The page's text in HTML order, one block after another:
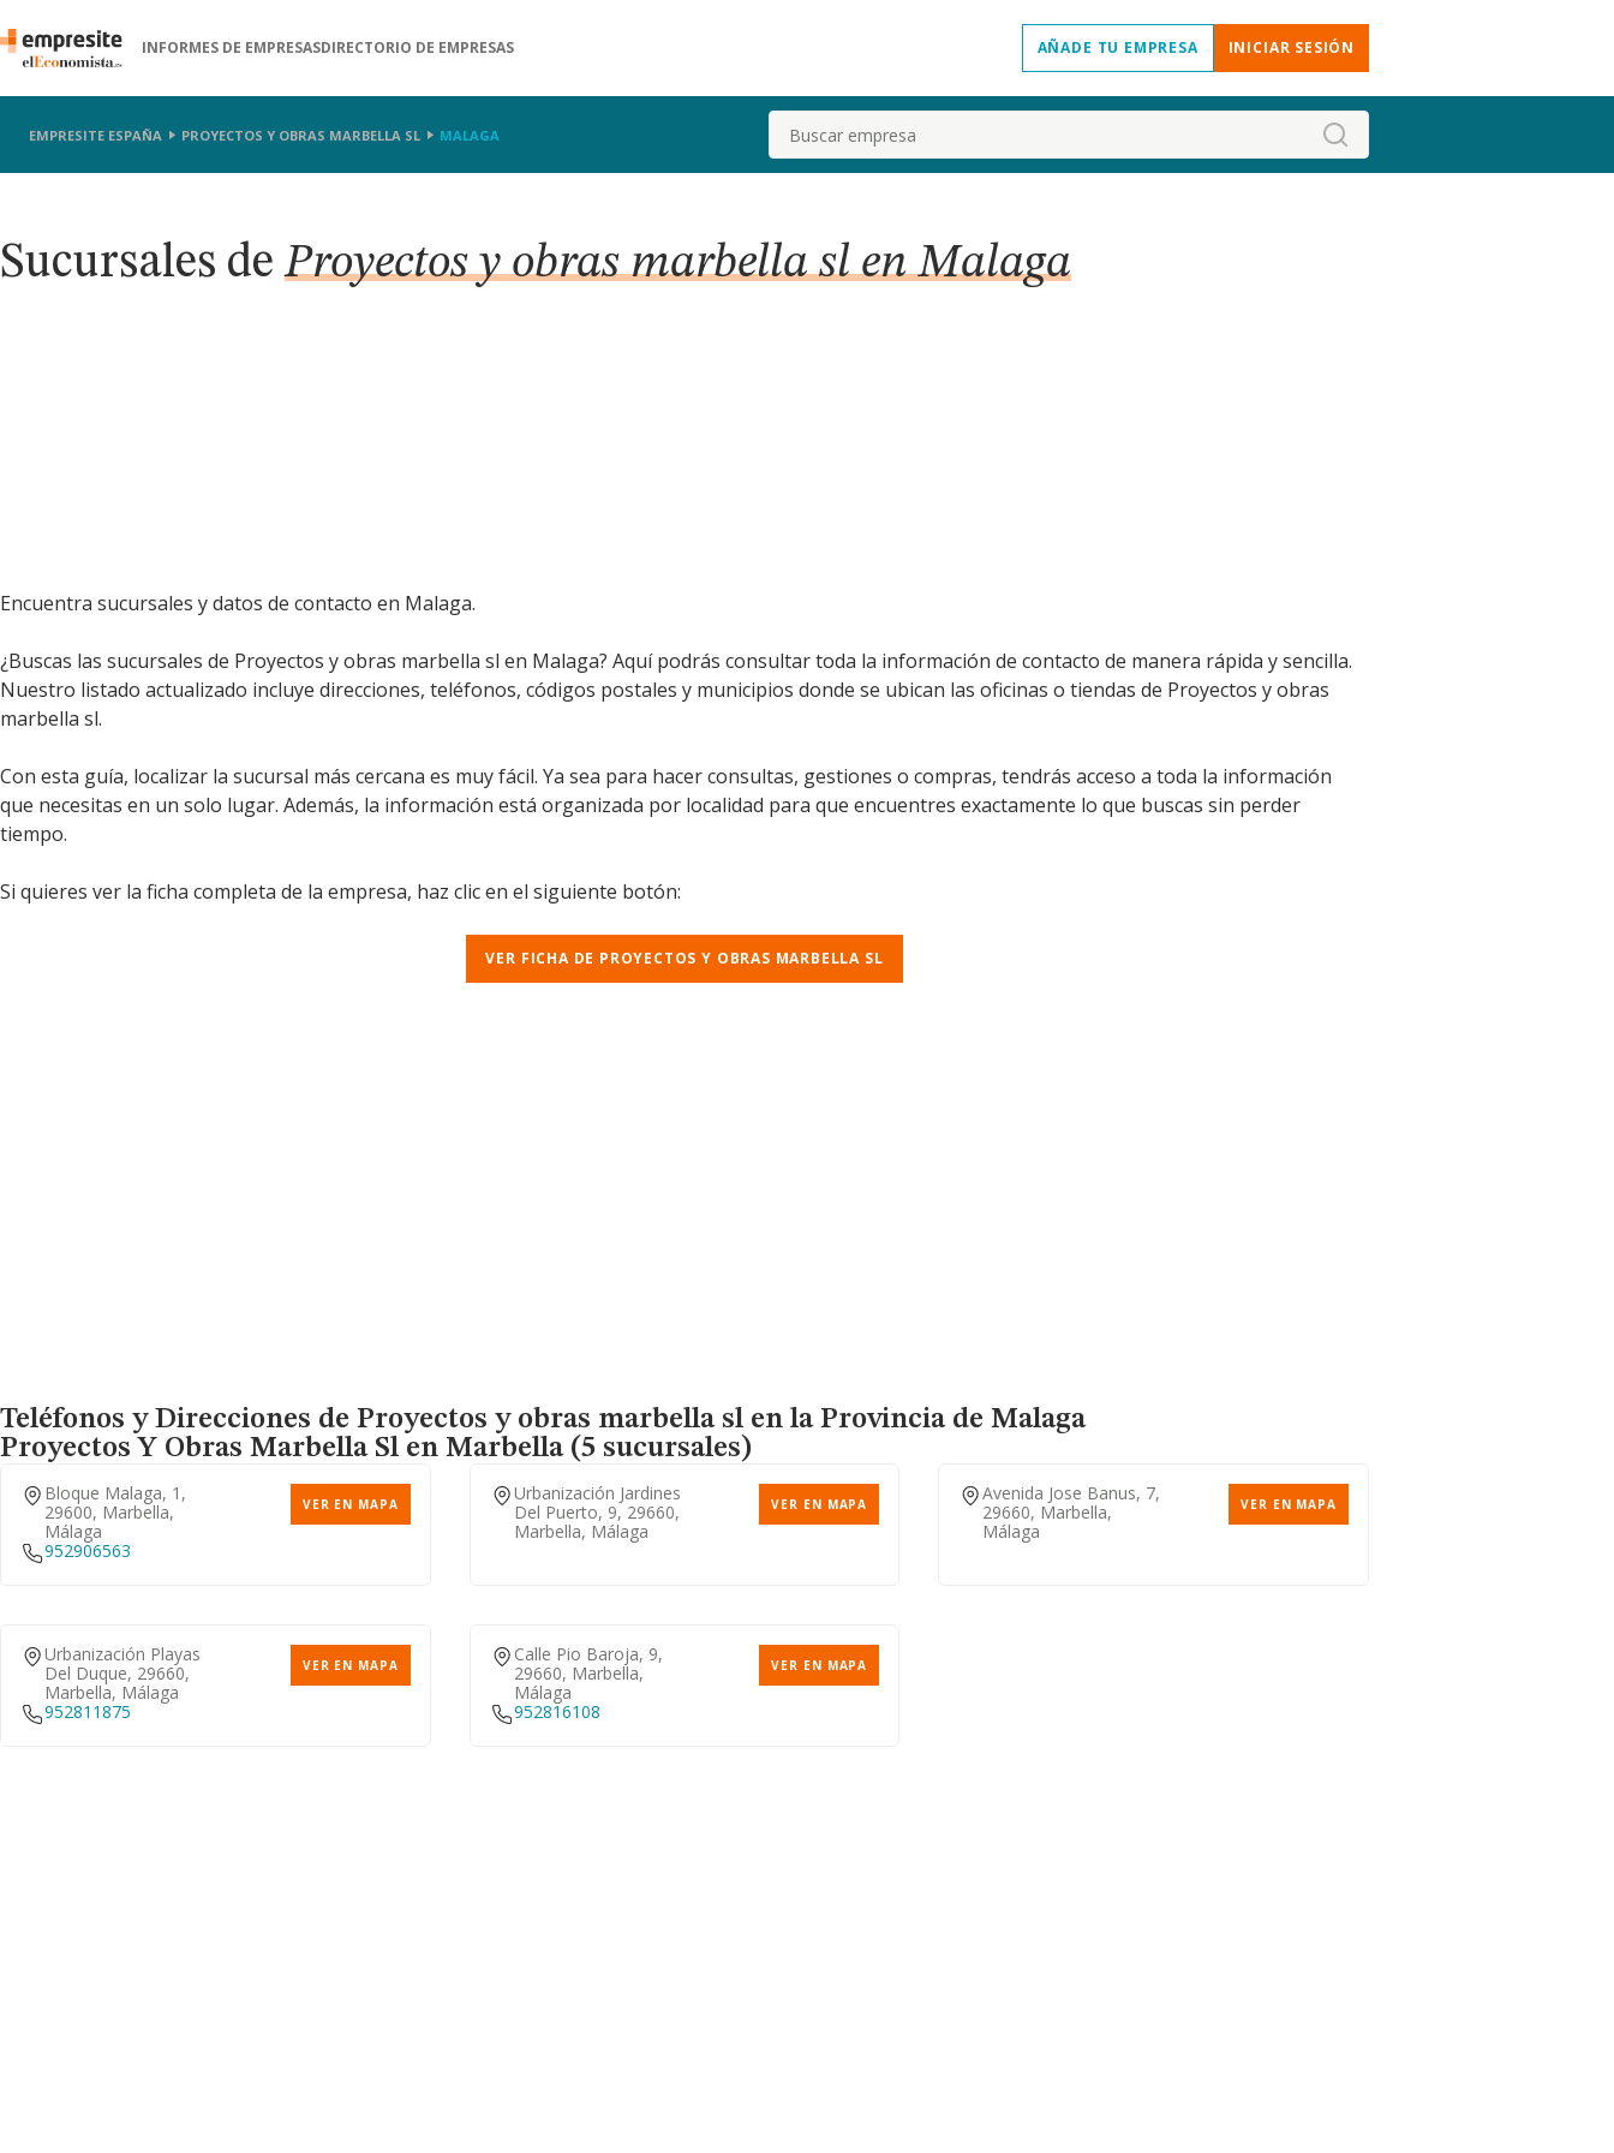
INFORMES DE EMPRESASDIRECTORIO DE EMPRESAS AÑADE TU EMPRESA INICIAR SESIÓN
EMPRESITE ESPAÑA PROYECTOS Y OBRAS MARBELLA SL MALAGA Buscar
Sucursales deProyectos y obras marbella sl en Malaga
Encuentra sucursales y datos de contacto en Malaga.
¿Buscas las sucursales de Proyectos y obras marbella sl en Malaga? Aquí podrás consultar toda la información de contacto de manera rápida y sencilla.
Nuestro listado actualizado incluye direcciones, teléfonos, códigos postales y municipios donde se ubican las oficinas o tiendas de Proyectos y obras
marbella sl.
Con esta guía, localizar la sucursal más cercana es muy fácil. Ya sea para hacer consultas, gestiones o compras, tendrás acceso a toda la información
que necesitas en un solo lugar. Además, la información está organizada por localidad para que encuentres exactamente lo que buscas sin perder
tiempo.
Si quieres ver la ficha completa de la empresa, haz clic en el siguiente botón:
VER FICHA DE PROYECTOS Y OBRAS MARBELLA SL
Teléfonos y Direcciones de Proyectos y obras marbella sl en la Provincia de Malaga
Proyectos Y Obras Marbella Sl en Marbella (5 sucursales)
Bloque Malaga, 1,
29600, Marbella,
Málaga
VER EN MAPA
952906563
Urbanización Jardines
Del Puerto, 9, 29660,
Marbella, Málaga
VER EN MAPA
Avenida Jose Banus, 7,
29660, Marbella,
Málaga
VER EN MAPA
Urbanización Playas
Del Duque, 29660,
Marbella, Málaga
VER EN MAPA
952811875
Calle Pio Baroja, 9,
29660, Marbella,
Málaga
VER EN MAPA
952816108